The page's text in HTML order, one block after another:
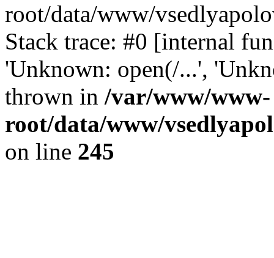
root/data/www/
Stack trace: #0 [internal
'Unknown: open(/...',
thrown in /var/www/www-
root/data/www/
on line 245